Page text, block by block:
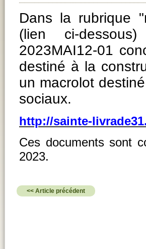
Dans la rubrique
(lien ci-
2023MAI12-01
destiné à la
un macrolot
sociaux.
http://sainte-
Ces documents sont
2023.
<< Article précédent